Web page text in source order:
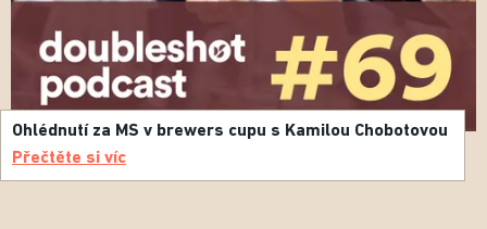
Ohlédnutí za MS v brewers cupu s Kamilou Chobotovou
Přečtěte si víc